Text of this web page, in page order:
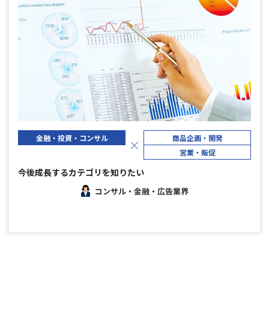
金融・投資・ コンサル
商品企画・開発
営業・販促
今後成長するカテゴリを知りたい
コンサル・金融・広告業界